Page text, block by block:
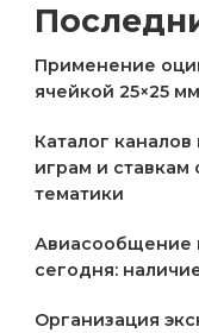
Применение
ячейкой 25×25
Каталог
играм и
тематики
Авиасообщение
сегодня:
Организация